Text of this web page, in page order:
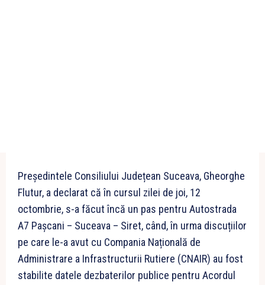
Președintele Consiliului Județean Suceava, Gheorghe
Flutur, a declarat că în cursul zilei de joi, 12
octombrie, s-a făcut încă un pas pentru Autostrada
A7 Pașcani – Suceava – Siret, când, în urma discuțiilor
pe care le-a avut cu Compania Națională de
Administrare a Infrastructurii Rutiere (CNAIR) au fost
stabilite datele dezbaterilor publice pentru Acordul